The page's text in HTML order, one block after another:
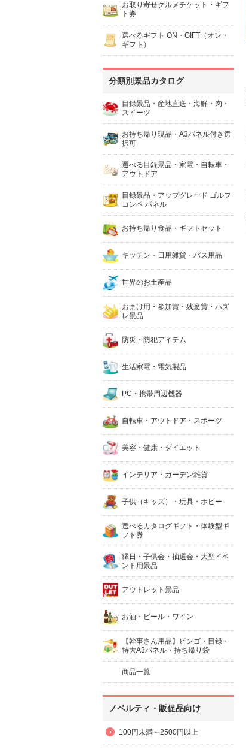
お取り寄せグルメチケット・ギフ
ト券
選べるギフト ON・GIFT（オン・
ギフト）
分類別景品カタログ
目録景品・産地直送・海鮮・肉・
スイーツ
お持ち帰り現品・A3パネル付き選
択可
選べる目録景品・家電・自転車・
アウトドア
目録景品・アップグレード ゴルフ
コンペ パネル
お持ち帰り食品・ギフトセット
キッチン・日用雑貨・バス用品
世界のお土産品
おまけ用・参加賞・残念賞・ハズ
レ景品
防災・防犯アイテム
生活家電・電気製品
PC・携帯周辺機器
自転車・アウトドア・スポーツ
美容・健康・ダイエット
インテリア・ガーデン雑貨
子供（キッズ）・玩具・ホビー
選べるカタログギフト・体験型ギ
フト券
縁日・子供会・抽選会・大型イベ
ント用景品
アウトレット景品
お酒・ビール・ワイン
【幹事さん用品】ビンゴ・目録・
特大A3パネル・持ち帰り袋
商品一覧
ノベルティ・販促品向け
100円未満～2500円以上